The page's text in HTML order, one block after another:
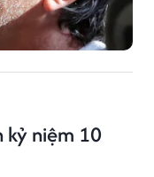
kỷ niệm 10